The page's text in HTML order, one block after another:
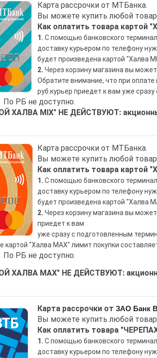
Карта рассрочки от МТБанка.
Вы можете купить любой товар
Как оплатить товара картой
1. С помощью банковского
доставку курьером по телефону
будет произведена картой "Халва
2. Через корзину магазина вы
Обратите внимание, что при
руб. курьер приедет к вам уже сразу
По РБ не доступно.
MIX" НЕ ДЕЙСТВУЮТ:
Карта рассрочки от МТБанка.
Вы можете купить любой товар
Как оплатить товара картой
1. С помощью банковского
доставку курьером по телефону
будет произведена картой "Халва
2. Через корзину магазина вы
приедет к вам
уже сразу с подготовленным
картой "Халва MAX" лимит покупки
По РБ не доступно.
MAX" НЕ ДЕЙСТВУЮТ:
Карта рассрочки от ЗАО Банк
Вы можете купить любой товар
Как оплатить товара
1. С помощью банковского
доставку курьером по телефону